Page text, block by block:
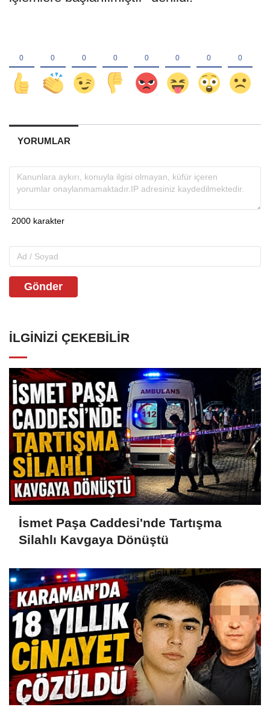
YORUMLAR
Gönder
İLGINIZI ÇEKEBILIR
İsmet Paşa Caddesi'nde Tartışma
Silahlı Kavgaya Dönüştü